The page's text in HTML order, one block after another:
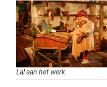
Lal aan het werk